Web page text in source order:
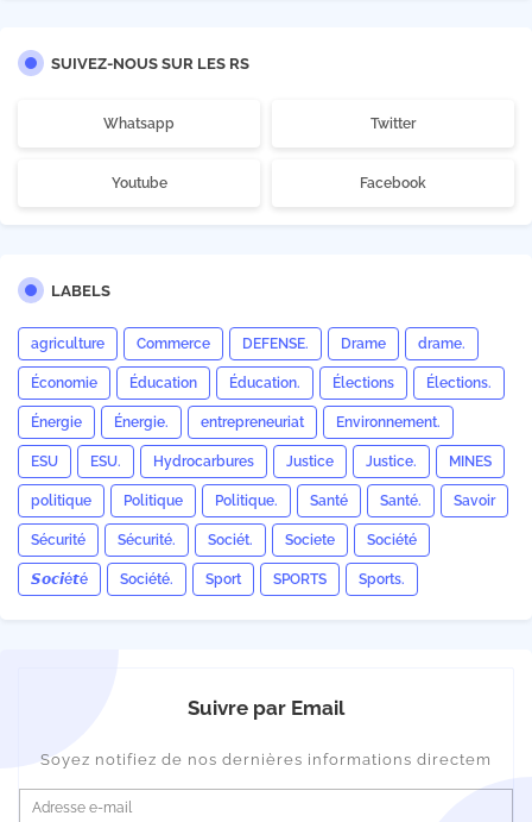
SUIVEZ-NOUS SUR LES RS
Whatsapp Twitter
Youtube Facebook
LABELS
agriculture Commerce DEFENSE. Drame drame.
Économie Éducation Éducation. Élections Élections.
Énergie Énergie. entrepreneuriat Environnement.
ESU ESU. Hydrocarbures Justice Justice. MINES
politique Politique Politique. Santé Santé. Savoir
Sécurité Sécurité. Sociét. Societe Société
𝙎𝙤𝙘𝙞é𝙩é Société. Sport SPORTS Sports.
Suivre par Email
Soyez notifiez de nos dernières informations directem